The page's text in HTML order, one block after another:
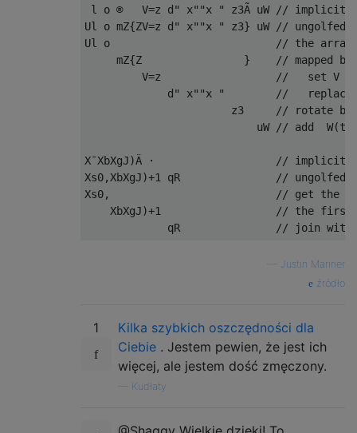
l o ®   V=z d" x""x " z3Ã uW //
Ul o mZ{ZV=z d" x""x " z3} uW // ungolfed
Ul o                          // the array of
mZ{Z                }    // mapped
V=z                  //   set V
d" x""x "        //
z3     // rotate
uW // add
X¯XbXgJ)Ä ·                   // implicit:
Xs0,XbXgJ)+1 qR               // ungolfed
Xs0,                          // get the
XbXgJ)+1                  // the
Justin Mariner
źródło
1
Kilka szybkich oszczędności dla
Ciebie . Jestem pewien, że jest ich
więcej, ale jestem dość zmęczony.
Kudłaty